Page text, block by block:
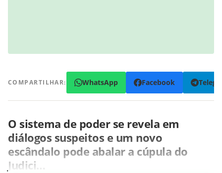
COMPARTILHAR: WhatsApp Facebook
O sistema de poder se revela em
diálogos suspeitos e um novo
escândalo pode abalar a cúpula do
Judici…